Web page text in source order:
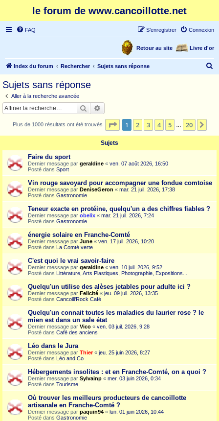
le forum de www.cancoillotte.net
FAQ Connexion
S’enregistrer
Livre d'or
Retour au site
Index du forum Rechercher Sujets sans réponse
c
Sujets sans réponse
Aller à la recherche avancée
Rechercher
Plus de 1000 résultats ont été trouvés Page 1sur20
1 2 3 4 5 20
Sujets
Faire du sport
Dernier message par geraldine « ven. 07 août 2026, 16:50
Posté dans Sport
Vin rouge savoyard pour accompagner une fondue comtoise
Dernier message par DeniseGeron « mar. 21 juil. 2026, 17:38
Posté dans Gastronomie
Teneur exacte en protéine, quelqu'un a des chiffres fiables ?
Dernier message par obelix « mar. 21 juil. 2026, 7:24
Posté dans Gastronomie
énergie solaire en Franche-Comté
Dernier message par June « ven. 17 juil. 2026, 10:20
Posté dans La Comté verte
C'est quoi le vrai savoir-faire
Dernier message par geraldine « ven. 10 juil. 2026, 9:52
Posté dans Littérature, Arts Plastiques, Photographie, Expositions...
Quelqu'un utilise des alèses jetables pour adulte ici ?
Dernier message par Felicité « jeu. 09 juil. 2026, 13:35
Posté dans Cancoill'Rock Café
Quelqu'un connait toutes les maladies du laurier rose ? le
mien est dans un sale état
Dernier message par Vico « ven. 03 juil. 2026, 9:28
Posté dans Café des anciens
Léo dans le Jura
Dernier message par Thier« jeu. 25 juin 2026, 8:27
Posté dans Léo and Co
Hébergements insolites : et en Franche-Comté, on a quoi ?
Dernier message par Sylvainp « mer. 03 juin 2026, 0:34
Posté dans Tourisme
Où trouver les meilleurs producteurs de cancoillotte
artisanale en Franche-Comté ?
Dernier message par paquin94 « lun. 01 juin 2026, 10:44
Posté dans Gastronomie